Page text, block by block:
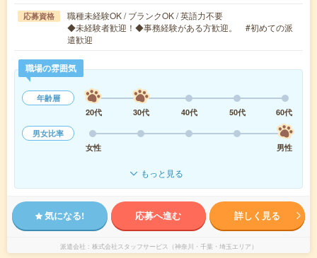
応募資格
職種未経験OK / ブランクOK / 英語力不要
◆未経験者歓迎！◆事務経験がある方歓迎。 #初めての派
遣歓迎
職場の雰囲気
年齢層
20代
30代 40代 50代
60代
男女比率
女性
男性
もっと見る
気になる! 応募へ進む 詳しく見る
派遣会社 株式会社スタッフサービス（神奈川・千葉・埼玉エリア）